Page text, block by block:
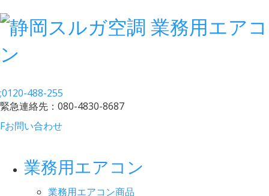
;0120-488-255
緊急連絡先： 080-4830-8687
Fお問い合わせ
業務用エアコン
業務用エアコン商品